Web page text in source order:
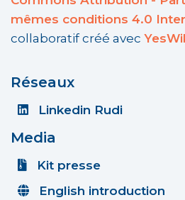
mêmes conditions 4.0
collaboratif créé avec
Réseaux
Linkedin Rudi
Media
Kit presse
English introduction